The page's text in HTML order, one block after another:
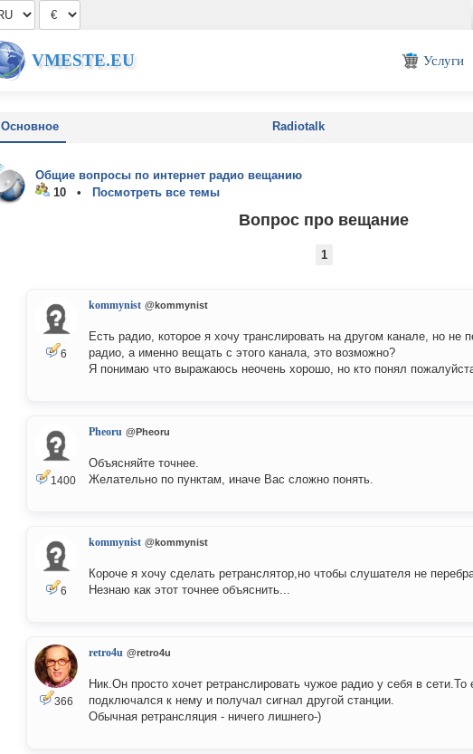
VMESTE.EU Услуги
Основное Radiotalk
Общие вопросы по интернет радио вещанию
10 •
Посмотреть все темы
Вопрос про вещание
1
6
kommynist @kommynist
Есть радио, которое я хочу транслировать на другом канале, но не
радио, а именно вещать с этого канала, это возможно?
Я понимаю что выражаюсь неочень хорошо, но кто понял
1400
Pheoru @Pheoru
Объясняйте точнее.
Желательно по пунктам, иначе Вас сложно понять.
6
kommynist @kommynist
Короче я хочу сделать ретранслятор,но чтобы слушателя не
Незнаю как этот точнее объяснить...
366
retro4u @retro4u
Ник.Он просто хочет ретранслировать чужое радио у себя в
подключался к нему и получал сигнал другой станции.
Обычная ретрансляция - ничего лишнего-)